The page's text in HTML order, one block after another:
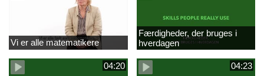
Vi er alle matematikere
Færdigheder, der bruges i
hverdagen
04:20 04:23